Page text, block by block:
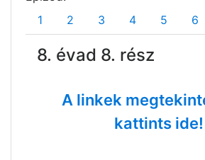
1
2 3 4 5 6
8. évad 8. rész
A linkek
kattints ide!